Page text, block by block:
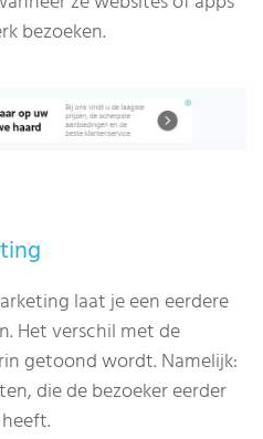
bezoeken.
laat je een eerdere
Het verschil met de
getoond wordt. Namelijk:
die de bezoeker eerder